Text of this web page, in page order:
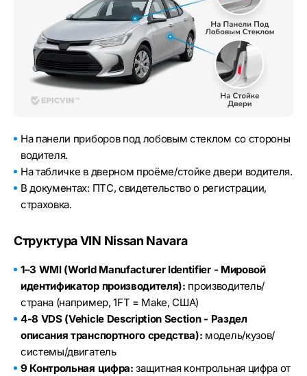
На панели приборов под лобовым стеклом со стороны
водителя.
На табличке в дверном проёме/стойке двери водителя.
В документах: ПТС, свидетельство о регистрации,
страховка.
Структура VIN Nissan Navara
1–3 WMI (World Manufacturer Identifier - Мировой
идентификатор производителя): производитель/
страна (например, 1FT = Make, США)
4-8 VDS (Vehicle Description Section - Раздел
описания транспортного средства): модель/кузов/
системы/двигатель
9 Контрольная цифра: защитная контрольная цифра от